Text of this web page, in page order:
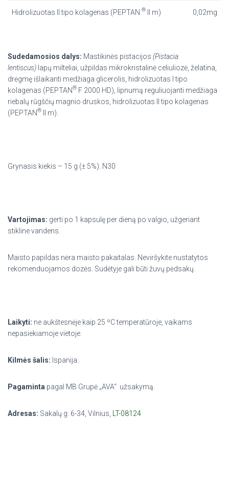
Hidrolizuotas II tipo kolagenas (PEPTAN ® II m) 0,02mg
Sudedamosios dalys: Mastikinės pistacijos (Pistacia
lentiscus) lapų milteliai, užpildas mikrokristalinė celiuliozė, želatina,
drėgmę išlaikanti medžiaga glicerolis, hidrolizuotas I tipo
kolagenas (PEPTAN® F 2000 HD), lipnumą reguliuojanti medžiaga
riebalų rūgščių magnio druskos, hidrolizuotas II tipo kolagenas
(PEPTAN® II m).
Grynasis kiekis – 15 g (± 5%). N30
Vartojimas: gerti po 1 kapsulę per dieną po valgio, užgeriant
stikline vandens.
Maisto papildas nėra maisto pakaitalas. Neviršykite nustatytos
rekomenduojamos dozės. Sudėtyje gali būti žuvų pėdsakų.
Laikyti: ne aukštesnėje kaip 25 ºC temperatūroje, vaikams
nepasiekiamoje vietoje.
Kilmės šalis: Ispanija.
Pagaminta pagal MB Grupė „AVA“ užsakymą.
Adresas: Sakalų g. 6-34, Vilnius, LT-08124